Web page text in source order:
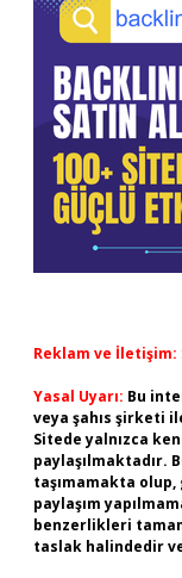
Reklam ve İletişim:
Yasal Uyarı: Bu
veya şahıs şirketi
Sitede yalnızca
paylaşılmaktadır.
taşımamakta
paylaşım
benzerlikleri
taslak halindedir